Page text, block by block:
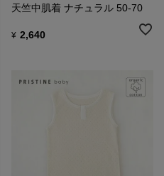
天竺中肌着 ナチュラル 50-70
¥ 2,640